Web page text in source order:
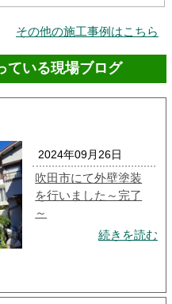
その他の施工事例はこちら
ている現場ブログ
2024年09月26日
吹田市にて外壁塗装
を行いました～完了
～
続きを読む